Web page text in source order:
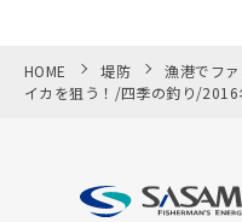
HOME 堤防
漁港でフ
イカを狙う！/四季の釣り/